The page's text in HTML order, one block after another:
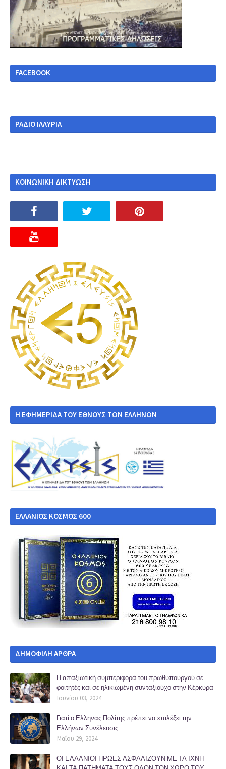
FACEBOOK
ΡΑΔΙΟ ΙΛΛΥΡΙΑ
ΚΟΙΝΩΝΙΚΗ ΔΙΚΤΥΩΣΗ
Η ΕΦΗΜΕΡΙΔΑ ΤΟΥ ΕΘΝΟΥΣ ΤΩΝ ΕΛΛΗΝΩΝ
ΕΛΛΑΝΙΟΣ ΚΟΣΜΟΣ 600
ΔΗΜΟΦΙΛΗ ΑΡΘΡΑ
Η απαξιωτική συμπεριφορά του πρωθυπουργού σε
φοιτητές και σε ηλικιωμένη συνταξιούχο στην Κέρκυρα
Ιουνίου 03, 2024
Γιατί ο Ελληνας Πολίτης πρέπει να επιλέξει την
Ελλήνων Συνέλευσις
Μαΐου 29, 2024
ΟΙ ΕΛΛΑΝΙΟΙ ΗΡΩΕΣ ΑΣΦΑΛΙΖΟΥΝ ΜΕ ΤΑ ΙΧΝΗ